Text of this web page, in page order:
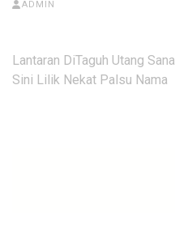
ADMIN
Navigasi
pos
Lantaran DiTaguh Utang Sana
Sini Lilik Nekat Palsu Nama